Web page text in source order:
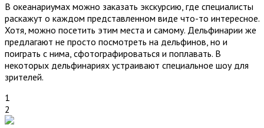
В океанариумах можно заказать экскурсию, где специалисты
раскажут о каждом представленном виде что-то интересное.
Хотя, можно посетить этим места и самому. Дельфинарии же
предлагают не просто посмотреть на дельфинов, но и
поиграть с нима, сфотографироваться и поплавать. В
некоторых дельфинариях устраивают специальное шоу для
зрителей.
1
2